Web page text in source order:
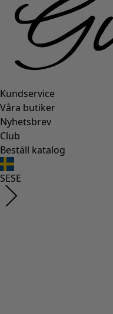
Kundservice
Våra butiker
Nyhetsbrev
Club
Beställ katalog
SESE